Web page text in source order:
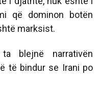
që dominon botën
marksist.
blejnë narrativën
të bindur se Irani po